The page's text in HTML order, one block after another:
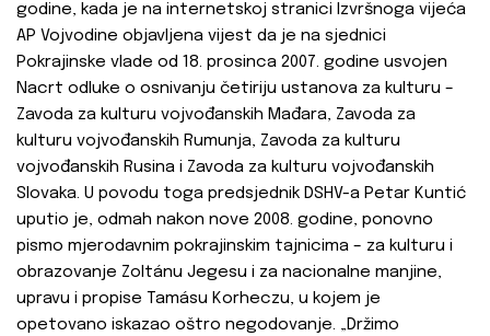
godine, kada je na internetskoj stranici Izvršnoga vijeća
AP Vojvodine objavljena vijest da je na sjednici
Pokrajinske vlade od 18. prosinca 2007. godine usvojen
Nacrt odluke o osnivanju četiriju ustanova za kulturu –
Zavoda za kulturu vojvođanskih Mađara, Zavoda za
kulturu vojvođanskih Rumunja, Zavoda za kulturu
vojvođanskih Rusina i Zavoda za kulturu vojvođanskih
Slovaka. U povodu toga predsjednik DSHV-a Petar Kuntić
uputio je, odmah nakon nove 2008. godine, ponovno
pismo mjerodavnim pokrajinskim tajnicima – za kulturu i
obrazovanje Zoltánu Jegesu i za nacionalne manjine,
upravu i propise Tamásu Korheczu, u kojem je
opetovano iskazao oštro negodovanje. „Držimo